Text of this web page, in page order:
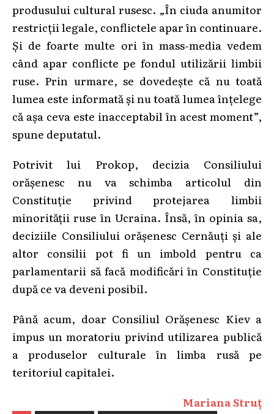
produsului cultural rusesc. „În ciuda anumitor
restricții legale, conflictele apar în continuare.
Și de foarte multe ori în mass-media vedem
când apar conflicte pe fondul utilizării limbii
ruse. Prin urmare, se dovedește că nu toată
lumea este informată și nu toată lumea înțelege
că așa ceva este inacceptabil în acest moment”,
spune deputatul.
Potrivit lui Prokop, decizia Consiliului
orășenesc nu va schimba articolul din
Constituție privind protejarea limbii
minorității ruse în Ucraina. Însă, în opinia sa,
deciziile Consiliului orășenesc Cernăuți și ale
altor consilii pot fi un imbold pentru ca
parlamentarii să facă modificări în Constituție
după ce va deveni posibil.
Până acum, doar Consiliul Orășenesc Kiev a
impus un moratoriu privind utilizarea publică
a produselor culturale în limba rusă pe
teritoriul capitalei.
Mariana Struț